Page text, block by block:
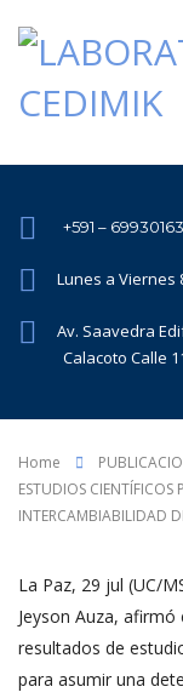
+591 – 69930163
Lunes a Viernes
Av. Saavedra
Calacoto Calle
Home
ESTUDIOS
INTERCAMBIABILIDAD
La Paz, 29 jul (UC/
Jeyson Auza,
resultados de
para asumir una